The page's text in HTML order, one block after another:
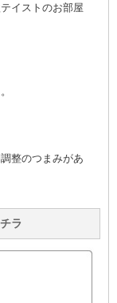
イストのお部屋
整のつまみがあ
ラ